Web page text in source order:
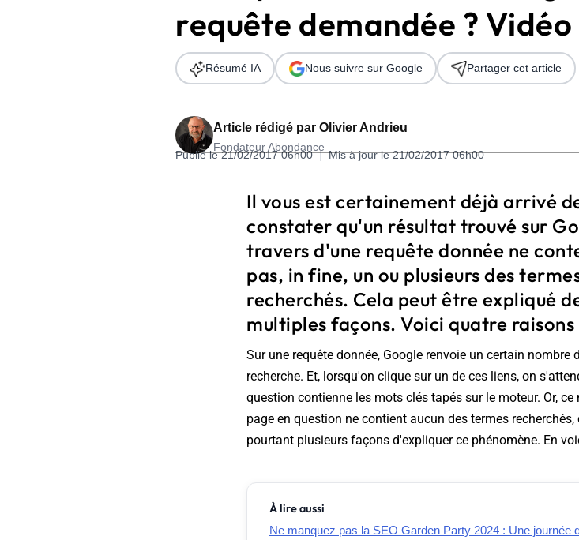
Télécharger l'Ebook
Formation SEO & GEO - Edition 2026
requête demandée ? Vidéo
Article rédigé par Olivier Andrieu
Fondateur Abondance
Publié le 21/02/2017 06h00 | Mis à jour le 21/02/2017 06h00
Résumé IA Nous suivre sur Google Partager cet article
Il vous est certainement déjà arrivé
constater qu'un résultat trouvé sur
travers d'une requête donnée ne
pas, in fine, un ou plusieurs des
recherchés. Cela peut être expliqué
multiples façons. Voici quatre
Sur une requête donnée, Google renvoie un certain nombre
recherche. Et, lorsqu'on clique sur un de ces liens, on
question contienne les mots clés tapés sur le moteur. Or,
page en question ne contient aucun des termes
pourtant plusieurs façons d'expliquer ce phénomène. En
À lire aussi
Ne manquez pas la SEO Garden Party 2024 : Une journée